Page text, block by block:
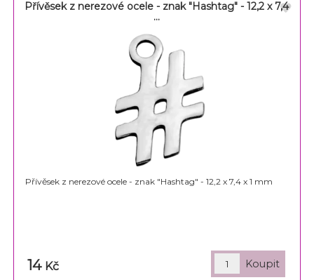
Přívěsek z nerezové ocele - znak "Hashtag" - 12,2 x 7,4
...
Přívěsek z nerezové ocele - znak "Hashtag" - 12,2 x 7,4 x 1 mm
14 Kč